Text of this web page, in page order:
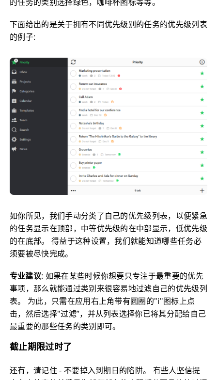
下面给出的是关于拥有不同优先级别的任务的优先级列表
的例子:
如你所见，我们手动分类了自己的优先级列表，以便紧急
的任务显示在顶部，中等优先级的在中部显示，低优先级
的在底部。 得益于这种设置，我们就能知道哪些任务必
须要被尽快完成。
专业建议: 如果在某些时候你想要只专注于最重要的优先
事项，那么就能通过类别来很容易地过滤自己的优先级列
表。 为此，只需在应用右上角带有圆圈的"i"图标上点
击，然后选择"过滤”，并从列表选择你已将其分配给自己
最重要的那些任务的类别即可。
截止期限过时了
还有，请记住 - 不要掉入到期日的陷阱。 有些人坚信提